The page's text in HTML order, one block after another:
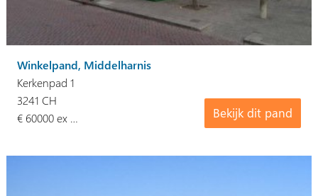
Winkelpand, Middelharnis
Kerkenpad 1
Bekijk dit pand
3241 CH
€ 60000 ex …